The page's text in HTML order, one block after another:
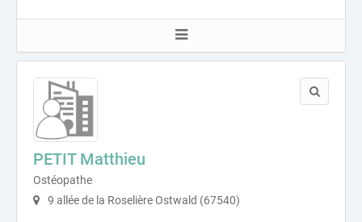
PETIT Matthieu
Ostéopathe
9 allée de la Roselière Ostwald (67540)